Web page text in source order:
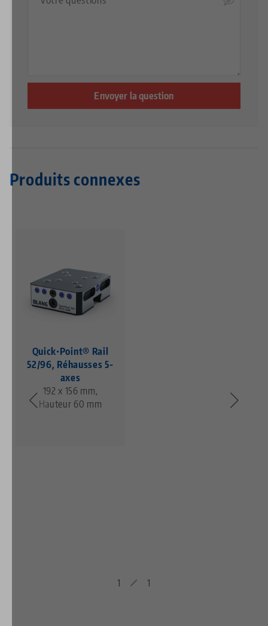
Produits connexes
Quick•Point® Rail
52/96, Réhausses 5-
axes
192 x 156 mm,
Hauteur 60 mm
1 1